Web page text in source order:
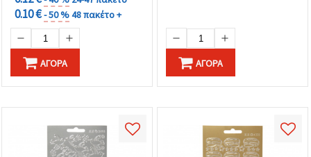
0.10 €- 50 %48 πακέτο +
ΑΓΟΡΆ ΑΓΟΡΆ